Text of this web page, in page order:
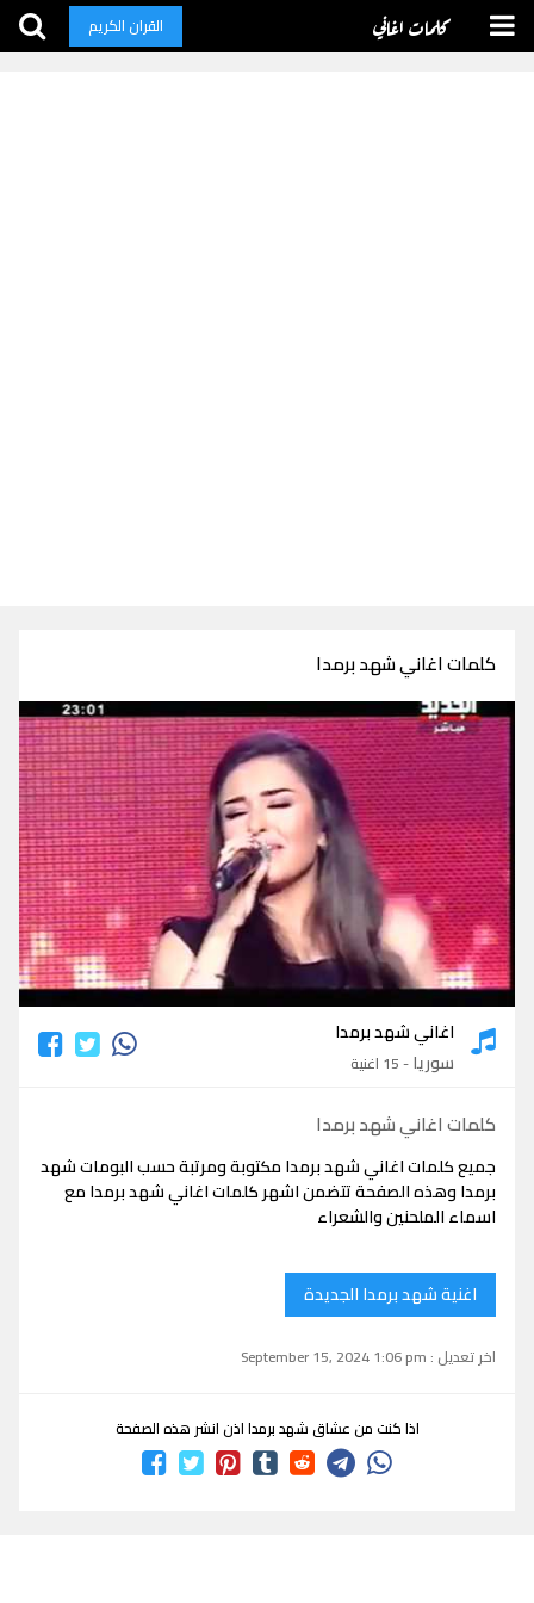
كلمات اغاني القران الكريم
كلمات اغاني شهد برمدا
كلمات اغاني شهد برمدا
اغاني شهد برمدا
سوريا- 15 اغنية
كلمات اغاني شهد برمدا
جميع كلمات اغاني شهد برمدا مكتوبة ومرتبة حسب البومات شهد
برمدا وهذه الصفحة تتضمن اشهر كلمات اغاني شهد برمدا مع
اسماء الملحنين والشعراء
اغنية شهد برمدا الجديدة
اخر تعديل : September 15, 2024 1:06 pm
اذا كنت من عشاق شهد برمدا اذن انشر هذه الصفحة